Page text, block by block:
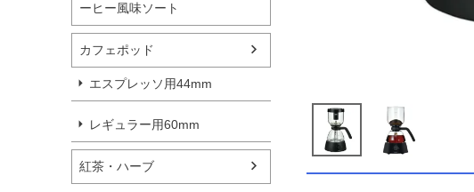
ーヒー風味ソート
カフェポッド
エスプレッソ用44mm
レギュラー用60mm
紅茶・ハーブ